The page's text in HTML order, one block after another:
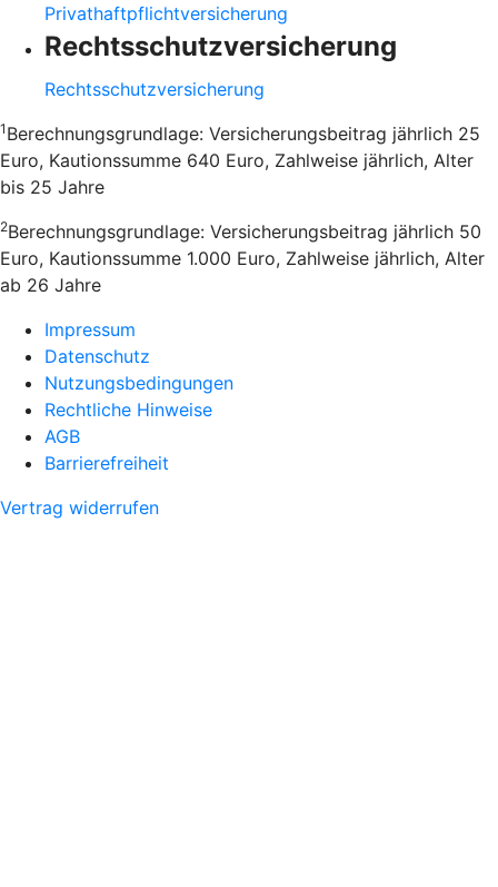
Privathaftpflichtversicherung
Rechtsschutzversicherung
Rechtsschutzversicherung
1 Berechnungsgrundlage: Versicherungsbeitrag jährlich 25
Euro, Kautionssumme 640 Euro, Zahlweise jährlich, Alter
bis 25 Jahre
2Berechnungsgrundlage: Versicherungsbeitrag jährlich 50
Euro, Kautionssumme 1.000 Euro, Zahlweise jährlich, Alter
ab 26 Jahre
Impressum
Datenschutz
Nutzungsbedingungen
Rechtliche Hinweise
AGB
Barrierefreiheit
Vertrag widerrufen